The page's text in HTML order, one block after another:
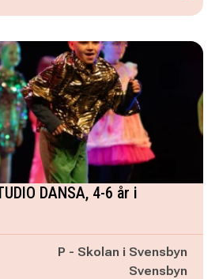
DANSA, 4-6 år i
P - Skolan i Svensbyn
Svensbyn